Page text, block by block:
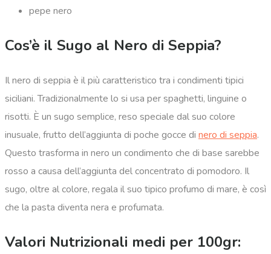
pepe nero
Cos’è il Sugo al Nero di Seppia?
Il nero di seppia è il più caratteristico tra i condimenti tipici
siciliani. Tradizionalmente lo si usa per spaghetti, linguine o
risotti. È un sugo semplice, reso speciale dal suo colore
inusuale, frutto dell’aggiunta di poche gocce di nero di seppia.
Questo trasforma in nero un condimento che di base sarebbe
rosso a causa dell’aggiunta del concentrato di pomodoro. Il
sugo, oltre al colore, regala il suo tipico profumo di mare, è così
che la pasta diventa nera e profumata.
Valori Nutrizionali medi per 100gr: